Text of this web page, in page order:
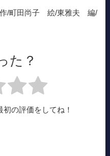
/町田尚子 絵/東雅夫 編/
た？
の評価をしてね！